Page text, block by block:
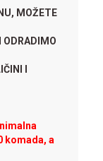
MOŽETE
I
komada, a